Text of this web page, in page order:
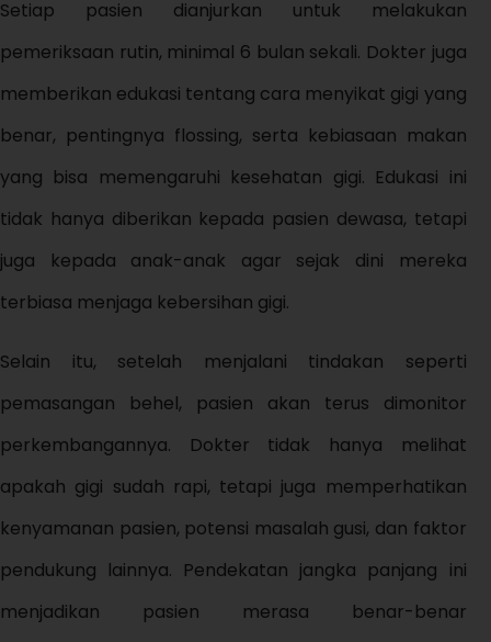
Setiap pasien dianjurkan untuk melakukan
pemeriksaan rutin, minimal 6 bulan sekali. Dokter juga
memberikan edukasi tentang cara menyikat gigi yang
benar, pentingnya flossing, serta kebiasaan makan
yang bisa memengaruhi kesehatan gigi. Edukasi ini
tidak hanya diberikan kepada pasien dewasa, tetapi
juga kepada anak-anak agar sejak dini mereka
terbiasa menjaga kebersihan gigi.
Selain itu, setelah menjalani tindakan seperti
pemasangan behel, pasien akan terus dimonitor
perkembangannya. Dokter tidak hanya melihat
apakah gigi sudah rapi, tetapi juga memperhatikan
kenyamanan pasien, potensi masalah gusi, dan faktor
pendukung lainnya. Pendekatan jangka panjang ini
menjadikan pasien merasa benar-benar